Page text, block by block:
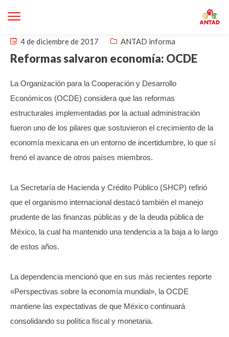
4 de diciembre de 2017 ANTAD informa
Reformas salvaron economía: OCDE
La Organización para la Cooperación y Desarrollo
Económicos (OCDE) considera que las reformas
estructurales implementadas por la actual administración
fueron uno de los pilares que sostuvieron el crecimiento de la
economía mexicana en un entorno de incertidumbre, lo que sí
frenó el avance de otros países miembros.
La Secretaría de Hacienda y Crédito Público (SHCP) refirió
que el organismo internacional destacó también el manejo
prudente de las finanzas públicas y de la deuda pública de
México, la cual ha mantenido una tendencia a la baja a lo largo
de estos años.
La dependencia mencionó que en sus más recientes reporte
«Perspectivas sobre la economía mundial», la OCDE
mantiene las expectativas de que México continuará
consolidando su política fiscal y monetaria.